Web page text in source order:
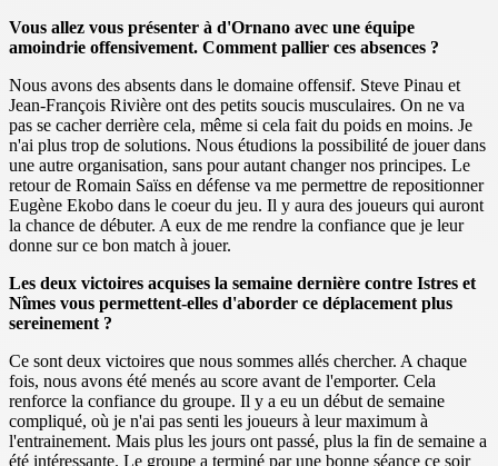
Vous allez vous présenter à d'Ornano avec une équipe
amoindrie offensivement. Comment pallier ces absences ?
Nous avons des absents dans le domaine offensif. Steve Pinau et
Jean-François Rivière ont des petits soucis musculaires. On ne va
pas se cacher derrière cela, même si cela fait du poids en moins. Je
n'ai plus trop de solutions. Nous étudions la possibilité de jouer dans
une autre organisation, sans pour autant changer nos principes. Le
retour de Romain Saïss en défense va me permettre de repositionner
Eugène Ekobo dans le coeur du jeu. Il y aura des joueurs qui auront
la chance de débuter. A eux de me rendre la confiance que je leur
donne sur ce bon match à jouer.
Les deux victoires acquises la semaine dernière contre Istres et
Nîmes vous permettent-elles d'aborder ce déplacement plus
sereinement ?
Ce sont deux victoires que nous sommes allés chercher. A chaque
fois, nous avons été menés au score avant de l'emporter. Cela
renforce la confiance du groupe. Il y a eu un début de semaine
compliqué, où je n'ai pas senti les joueurs à leur maximum à
l'entrainement. Mais plus les jours ont passé, plus la fin de semaine a
été intéressante. Le groupe a terminé par une bonne séance ce soir